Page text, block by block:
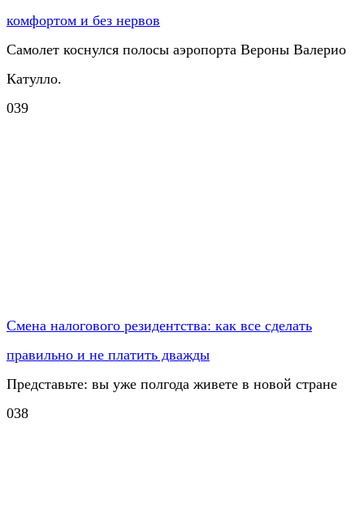
комфортом и без нервов
Самолет коснулся полосы аэропорта Вероны Валерио
Катулло.
039
Смена налогового резидентства: как все сделать
правильно и не платить дважды
Представьте: вы уже полгода живете в новой стране
038